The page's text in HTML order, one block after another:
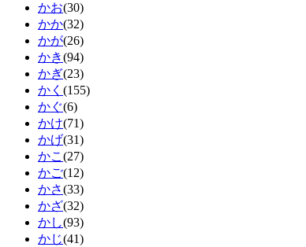
かお(30)
かか(32)
かが(26)
かき(94)
かぎ(23)
かく (155)
かぐ(6)
かけ(71)
かげ(31)
かこ (27)
かご(12)
かさ(33)
かざ(32)
かし(93)
かじ(41)